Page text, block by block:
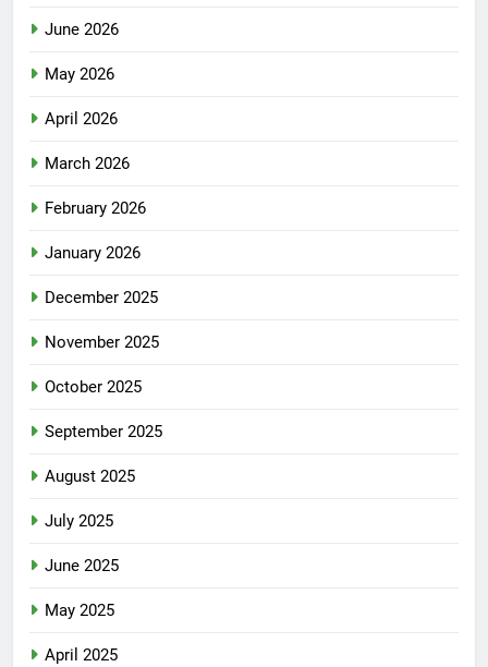
June 2026
May 2026
April 2026
March 2026
February 2026
January 2026
December 2025
November 2025
October 2025
September 2025
August 2025
July 2025
June 2025
May 2025
April 2025